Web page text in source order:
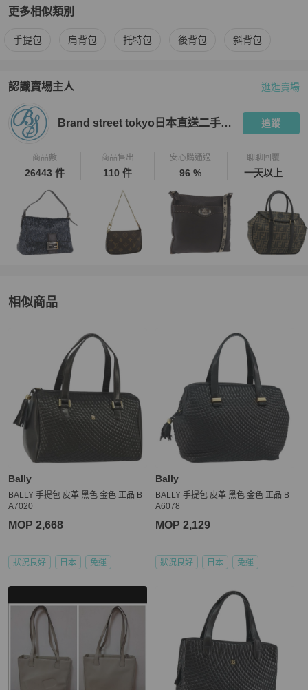
後來綜合判斷，買方有義務就有疑慮的瑕疵處問清楚，確保商品能達
★ 中古品有正常使用痕跡，瑕疵基本已拍出，細節如圖，了解更多請
範圍內誤差不作為退換貨依據。
【PopChill 台北 │ 香港 中英文雙語客戶服務】
★ 商品出售人授權 PopChill 台灣提供友善之中英文雙語客戶服務。
★ 有關商品問題，請直接私訊此帳號，商品均在境外賣家手上，Pop
Chill 會幫您代為詢問日本賣家。
★ App 版聊聊服務時間：週一到週五 09:30～18:30。
★ 二手商品只有一件，如商品已經在原網站上被售出、刪除，PopC
hill 會為您取消訂單，還請見諒。
【取消訂單與退貨政策】
★ 下單後不接受買家無正當理由的換貨，退貨等要求。
★ 若商品已通過跨境寄送與 PopChill 的鑑定抵達買家手上，而買家
rand Street 購買，我方協助進行鑑定和訂購，因此我方無法代替賣
方（Brand Street）行使是否同意退貨的權利，Brand Street 是日本
★ 買家一旦依照 PopChill 平台所定方式、條件及流程完成下單，即
表示願意依照本服務約定條款及相關網頁上所載明的約定內容、交易
條件、退貨政策或限制。
【電子發票與關稅政策】
★ 商品通過鑑定（鑑證）後，PopChill 依法將會開立「訂單金額」全
額的台灣統一發票，以電子發票形式寄至買家提供之電郵信箱。
★ 各國海關如有關稅 PopChill 均依法申報相符之金額，且均由 Pop
更多相似類別
更多Bally 相似商品推薦
手提包 肩背包 托特包 後背包 斜背包
認識賣場主人
PopChill 拍拍圈嚴選賣家 Brand street tokyo日本直送二手名牌
逛逛賣場
Brand street tokyo日本直送二手名牌 追蹤
商品數
26443 件
商品售出
110 件
安心購通過
96 %
聊聊回覆
一天以上
相似商品
Bally
BALLY 手提包 皮革 黑色 金色 正品 B
A7020
MOP 2,668
狀況良好 日本 免運
Bally
BALLY 手提包 皮革 黑色 金色 正品 B
A6078
MOP 2,129
狀況良好 日本 免運